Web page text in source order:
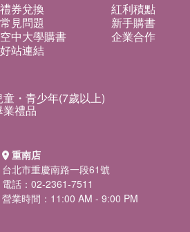
禮券兌換
紅利積點
常見問題
新手購書
空中大學購書
企業合作
好站連結
童・青少年(7歲以上)
業禮品
重南店
台北市重慶南路一段61號
電話：02-2361-7511
營業時間：11:00 AM - 9:00 PM